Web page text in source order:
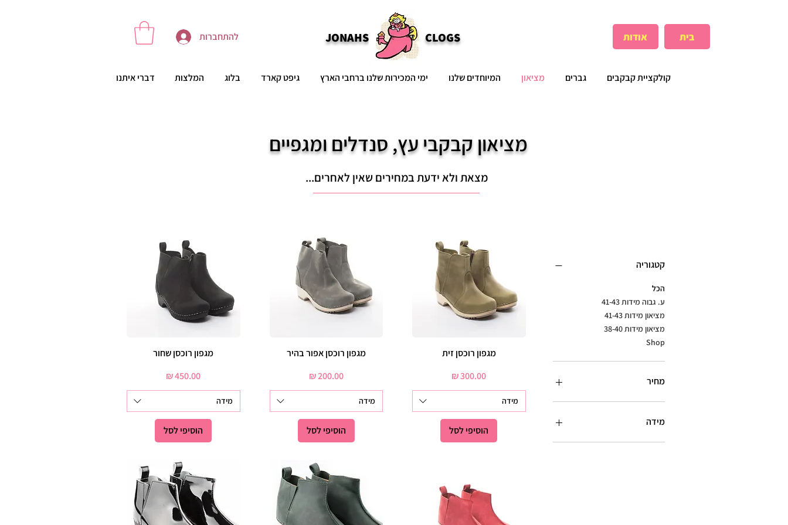
להתחברות JONAHS CLOGS אודות בית
קולקציית קבקבים גברים מציאון המיוחדים שלנו ימי המכירות שלנו ברחבי הארץ גיפט קארד בלוג המלצות דברי איתנו
מציאון קבקבי עץ, סנדלים ומגפיים
מצאת ולא ידעת במחירים שאין לאחרים...
קטגוריה
הכל
ע. גבוה מידות 41-43
מציאון מידות 41-43
מציאון מידות 38-40
Shop
מחיר
מידה
25
תצוגה מהירה
מגפון רוכסן זית
מחיר
מידה
הוסיפי לסל
תצוגה מהירה
מגפון רוכסן אפור בהיר
מחיר‏200.00 ‏₪
מידה
הוסיפי לסל
תצוגה מהירה
מגפון רוכסן שחור
מחיר
מידה
הוסיפי לסל